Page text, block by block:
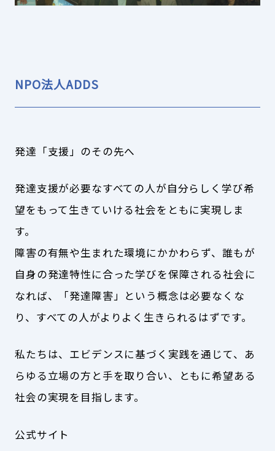
NPO法人ADDS
発達「支援」のその先へ
発達⽀援が必要なすべての人が⾃分らしく学び希
望をもって生きていける社会をともに実現しま
す。
障害の有無や生まれた環境にかかわらず、誰もが
⾃⾝の発達特性に合った学びを保障される社会に
なれば、「発達障害」という概念は必要なくな
り、すべての人がよりよく生きられるはずです。
私たちは、エビデンスに基づく実践を通じて、あ
らゆる⽴場の⽅と⼿を取り合い、ともに希望ある
社会の実現を⽬指します。
公式サイト